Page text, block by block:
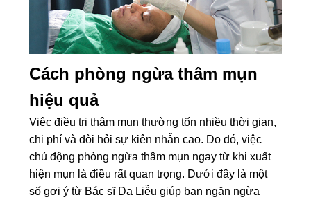
Cách phòng ngừa thâm mụn
hiệu quả
Việc điều trị thâm mụn thường tốn nhiều thời gian,
chi phí và đòi hỏi sự kiên nhẫn cao. Do đó, việc
chủ động phòng ngừa thâm mụn ngay từ khi xuất
hiện mụn là điều rất quan trọng. Dưới đây là một
số gợi ý từ Bác sĩ Da Liễu giúp bạn ngăn ngừa